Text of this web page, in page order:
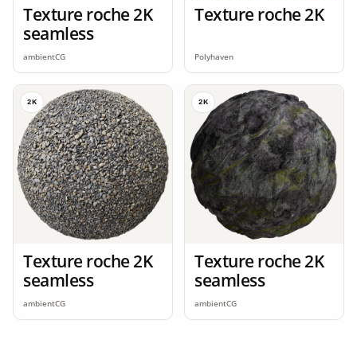
Texture roche 2K
seamless
ambientCG
Texture roche 2K
Polyhaven
2K
Texture roche 2K
seamless
ambientCG
2K
Texture roche 2K
seamless
ambientCG